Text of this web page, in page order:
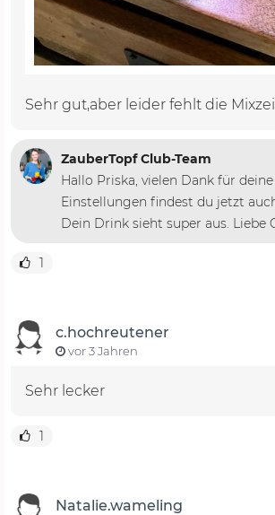
Sehr gut,aber leider fehlt die
ZauberTopf Club-Team
Hallo Priska, vielen Dank für
Einstellungen findest du jetzt
Dein Drink sieht super aus. Liebe
1
c.hochreutener
vor 3 Jahren
Sehr lecker
1
Natalie.wameling